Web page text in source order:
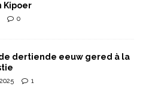
Kipoer
0
dertiende eeuw gered à la
1